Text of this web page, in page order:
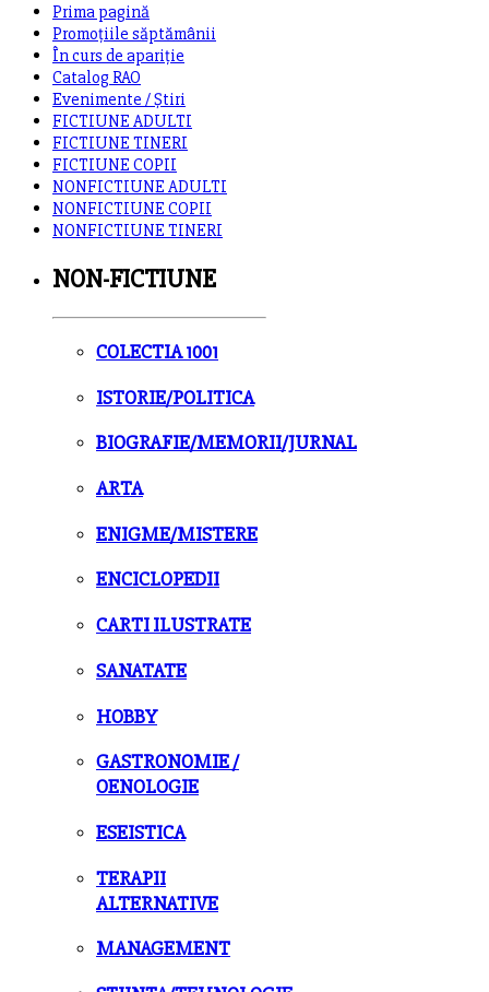
Prima pagină
Promoțiile săptămânii
În curs de apariție
Catalog RAO
Evenimente / Știri
FICTIUNE ADULTI
FICTIUNE TINERI
FICTIUNE COPII
NONFICTIUNE ADULTI
NONFICTIUNE COPII
NONFICTIUNE TINERI
NON-FICTIUNE
COLECTIA 1001
ISTORIE/POLITICA
BIOGRAFIE/MEMORII/JURNAL
ARTA
ENIGME/MISTERE
ENCICLOPEDII
CARTI ILUSTRATE
SANATATE
HOBBY
GASTRONOMIE /
OENOLOGIE
ESEISTICA
TERAPII
ALTERNATIVE
MANAGEMENT